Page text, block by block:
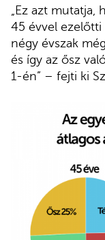
„Ez azt mutatja,
45 évvel ezelőtti
négy évszak
és így az ősz
1-én” – fejti ki